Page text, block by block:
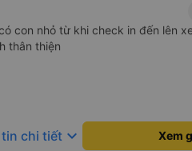
con nhỏ từ khi check in đến lên
thân thiện
chi tiết keyboard_arrow_down Xem